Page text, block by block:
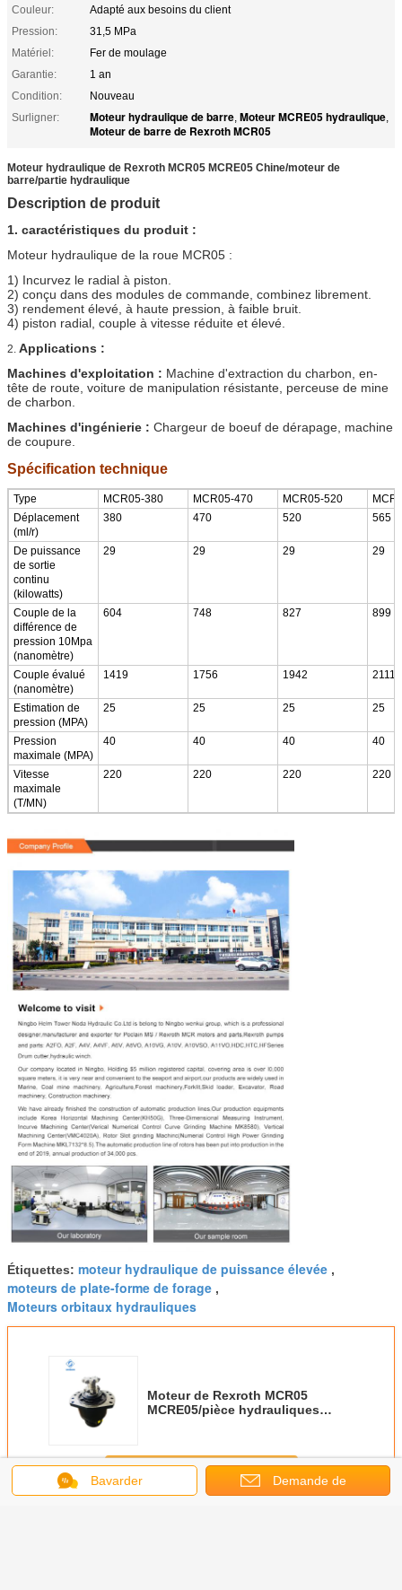
Couleur:
Adapté aux besoins du client
Pression:
31,5 MPa
Matériel:
Fer de moulage
Garantie:
1 an
Condition:
Nouveau
Surligner:
Moteur hydraulique de barre, Moteur MCRE05 hydraulique,
Moteur de barre de Rexroth MCR05
Moteur hydraulique de Rexroth MCR05 MCRE05 Chine/moteur de
barre/partie hydraulique
Description de produit
1. caractéristiques du produit :
Moteur hydraulique de la roue MCR05 :
1) Incurvez le radial à piston.
2) conçu dans des modules de commande, combinez librement.
3) rendement élevé, à haute pression, à faible bruit.
4) piston radial, couple à vitesse réduite et élevé.
2. Applications :
Machines d'exploitation : Machine d'extraction du charbon, en-
tête de route, voiture de manipulation résistante, perceuse de mine
de charbon.
Machines d'ingénierie : Chargeur de boeuf de dérapage, machine
de coupure.
Spécification technique
Type MCR05-380 MCR05-470 MCR05-520
Déplacement
(ml/r)
380 470 520 565
De puissance
de sortie
continu
(kilowatts)
29 29 29 29
Couple de la
différence de
pression 10Mpa
(nanomètre)
604 748 827 899
Couple évalué
(nanomètre)
1419 1756 1942 2111
Estimation de
pression (MPA)
25 25 25 25
Pression
maximale (MPA)
40 40 40 40
Vitesse
maximale
(T/MN)
220 220 220 220
Étiquettes: moteur hydraulique de puissance élevée ,
moteurs de plate-forme de forage ,
Moteurs orbitaux hydrauliques
Moteur de Rexroth MCR05
MCRE05/pièce hydrauliques
Continuer
Bavarder Demande de